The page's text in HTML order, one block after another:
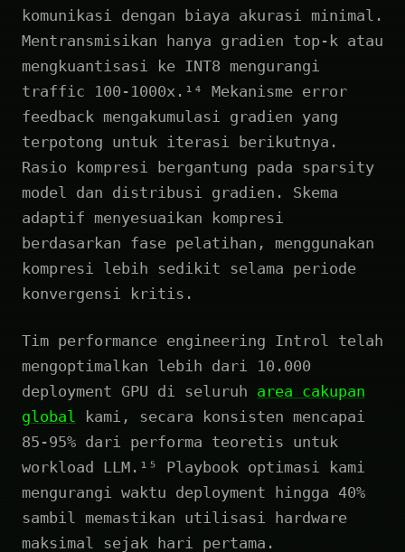
komunikasi dengan biaya akurasi minimal.
Mentransmisikan hanya gradien top-k atau
mengkuantisasi ke INT8 mengurangi
traffic 100-1000x.¹⁴ Mekanisme error
feedback mengakumulasi gradien yang
terpotong untuk iterasi berikutnya.
Rasio kompresi bergantung pada sparsity
model dan distribusi gradien. Skema
adaptif menyesuaikan kompresi
berdasarkan fase pelatihan, menggunakan
kompresi lebih sedikit selama periode
konvergensi kritis.
Tim performance engineering Introl telah
mengoptimalkan lebih dari 10.000
deployment GPU di seluruh area cakupan
global
kami, secara konsisten mencapai
85-95% dari performa teoretis untuk
workload LLM.¹⁵ Playbook optimasi kami
mengurangi waktu deployment hingga 40%
sambil memastikan utilisasi hardware
maksimal sejak hari pertama.